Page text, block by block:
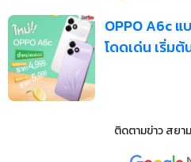
OPPO A6c
โดดเด่น เริ่ม
ติดตามข่าวสยา